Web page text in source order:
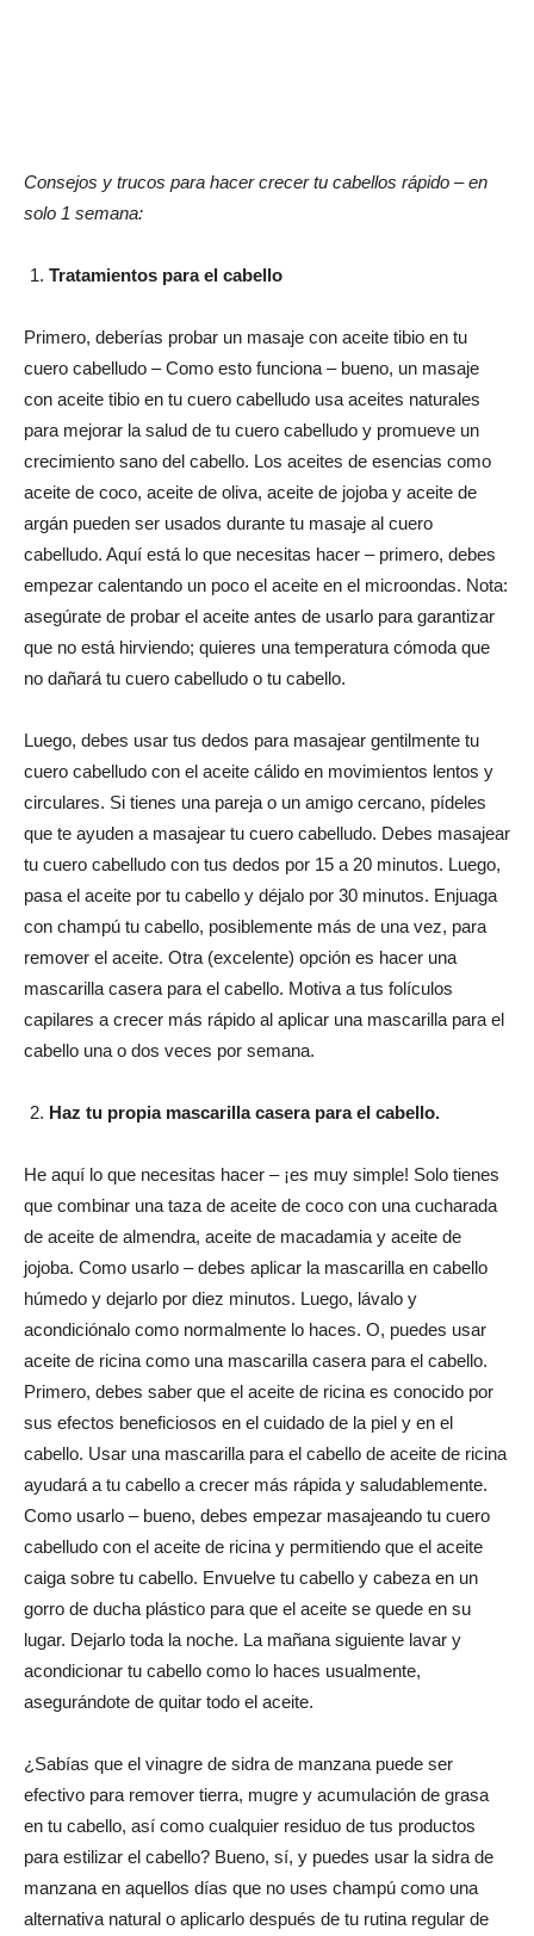
Consejos y trucos para hacer crecer tu cabellos rápido – en
solo 1 semana:
Tratamientos para el cabello
Primero, deberías probar un masaje con aceite tibio en tu
cuero cabelludo – Como esto funciona – bueno, un masaje
con aceite tibio en tu cuero cabelludo usa aceites naturales
para mejorar la salud de tu cuero cabelludo y promueve un
crecimiento sano del cabello. Los aceites de esencias como
aceite de coco, aceite de oliva, aceite de jojoba y aceite de
argán pueden ser usados durante tu masaje al cuero
cabelludo. Aquí está lo que necesitas hacer – primero, debes
empezar calentando un poco el aceite en el microondas. Nota:
asegúrate de probar el aceite antes de usarlo para garantizar
que no está hirviendo; quieres una temperatura cómoda que
no dañará tu cuero cabelludo o tu cabello.
Luego, debes usar tus dedos para masajear gentilmente tu
cuero cabelludo con el aceite cálido en movimientos lentos y
circulares. Si tienes una pareja o un amigo cercano, pídeles
que te ayuden a masajear tu cuero cabelludo. Debes masajear
tu cuero cabelludo con tus dedos por 15 a 20 minutos. Luego,
pasa el aceite por tu cabello y déjalo por 30 minutos. Enjuaga
con champú tu cabello, posiblemente más de una vez, para
remover el aceite. Otra (excelente) opción es hacer una
mascarilla casera para el cabello. Motiva a tus folículos
capilares a crecer más rápido al aplicar una mascarilla para el
cabello una o dos veces por semana.
Haz tu propia mascarilla casera para el cabello.
He aquí lo que necesitas hacer – ¡es muy simple! Solo tienes
que combinar una taza de aceite de coco con una cucharada
de aceite de almendra, aceite de macadamia y aceite de
jojoba. Como usarlo – debes aplicar la mascarilla en cabello
húmedo y dejarlo por diez minutos. Luego, lávalo y
acondiciónalo como normalmente lo haces. O, puedes usar
aceite de ricina como una mascarilla casera para el cabello.
Primero, debes saber que el aceite de ricina es conocido por
sus efectos beneficiosos en el cuidado de la piel y en el
cabello. Usar una mascarilla para el cabello de aceite de ricina
ayudará a tu cabello a crecer más rápida y saludablemente.
Como usarlo – bueno, debes empezar masajeando tu cuero
cabelludo con el aceite de ricina y permitiendo que el aceite
caiga sobre tu cabello. Envuelve tu cabello y cabeza en un
gorro de ducha plástico para que el aceite se quede en su
lugar. Dejarlo toda la noche. La mañana siguiente lavar y
acondicionar tu cabello como lo haces usualmente,
asegurándote de quitar todo el aceite.
¿Sabías que el vinagre de sidra de manzana puede ser
efectivo para remover tierra, mugre y acumulación de grasa
en tu cabello, así como cualquier residuo de tus productos
para estilizar el cabello? Bueno, sí, y puedes usar la sidra de
manzana en aquellos días que no uses champú como una
alternativa natural o aplicarlo después de tu rutina regular de